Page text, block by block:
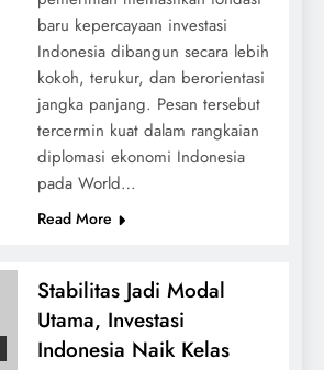
baru kepercayaan investasi
Indonesia dibangun secara lebih
kokoh, terukur, dan berorientasi
jangka panjang. Pesan tersebut
tercermin kuat dalam rangkaian
diplomasi ekonomi Indonesia
pada World…
Read More
Stabilitas Jadi Modal
Utama, Investasi
Indonesia Naik Kelas